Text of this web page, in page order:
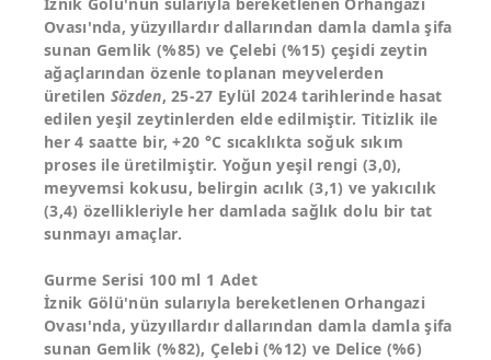
Ovası'nda, yüzyıllardır dallarından damla damla şifa
sunan Gemlik (%85) ve Çelebi (%15) çeşidi zeytin
ağaçlarından özenle toplanan meyvelerden
üretilen Sözden, 25-27 Eylül 2024 tarihlerinde hasat
edilen yeşil zeytinlerden elde edilmiştir. Titizlik ile
her 4 saatte bir, +20 °C sıcaklıkta soğuk sıkım
proses ile üretilmiştir. Yoğun yeşil rengi (3,0),
meyvemsi kokusu, belirgin acılık (3,1) ve yakıcılık
(3,4) özellikleriyle her damlada sağlık dolu bir tat
sunmayı amaçlar.
Gurme Serisi 100 ml 1 Adet
İznik Gölü'nün sularıyla bereketlenen Orhangazi
Ovası'nda, yüzyıllardır dallarından damla damla şifa
sunan Gemlik (%82), Çelebi (%12) ve Delice (%6)